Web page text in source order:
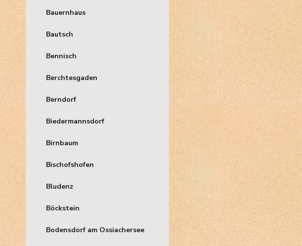
Bauernhaus
Bautsch
Bennisch
Berchtesgaden
Berndorf
Biedermannsdorf
Birnbaum
Bischofshofen
Bludenz
Böckstein
Bodensdorf am Ossiachersee